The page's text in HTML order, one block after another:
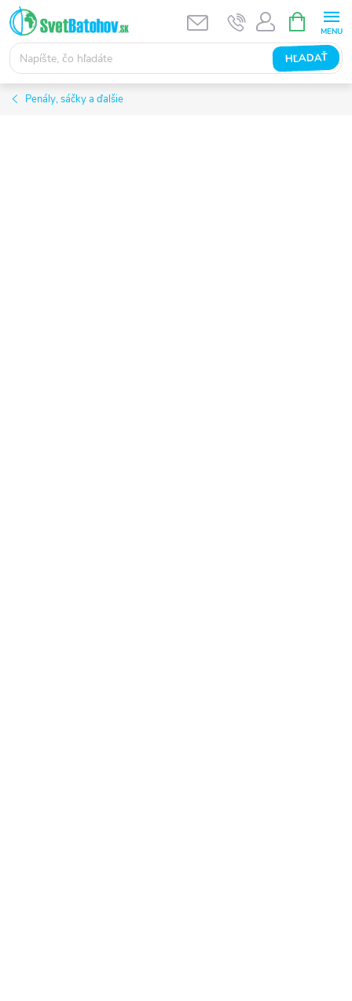
Prejsť
na
obsah
HĽADAŤ
KOŠÍK
Penály, sáčky a ďalšie